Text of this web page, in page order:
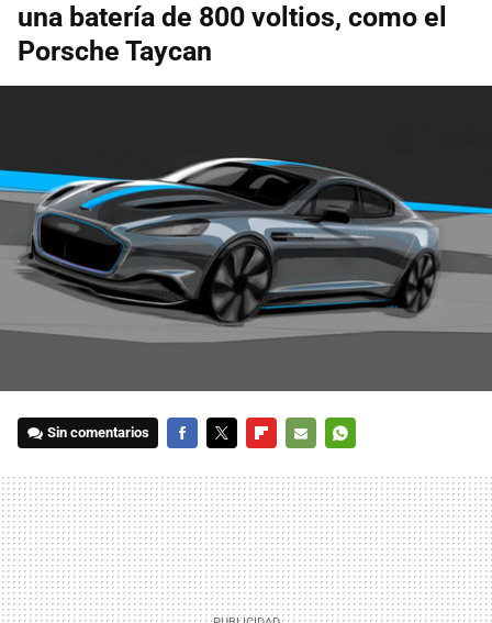
una batería de 800 voltios, como el
Porsche Taycan
Sin comentarios
MAIL